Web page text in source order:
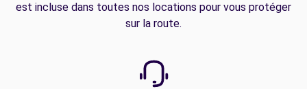
est incluse dans toutes nos locations pour vous protéger
sur la route.